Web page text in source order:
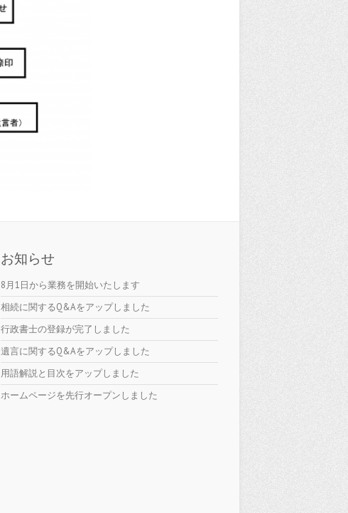
お知らせ
8月1日から業務を開始いたします
相続に関するQ&Aをアップしました
行政書士の登録が完了しました
遺言に関するQ&Aをアップしました
用語解説と目次をアップしました
ホームページを先行オープンしました